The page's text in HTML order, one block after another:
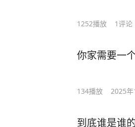
1252播放 1评论
你家需要一
134播放 2025年
到底谁是谁